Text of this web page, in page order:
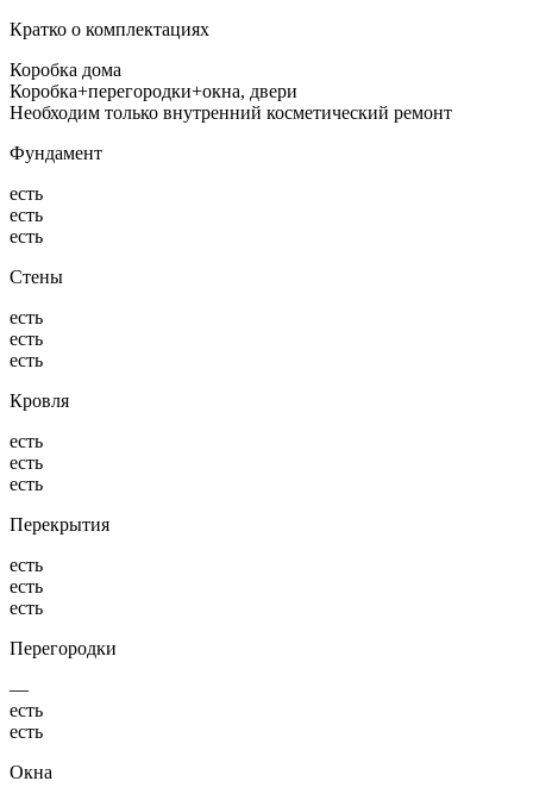
Кратко о комплектациях
Коробка дома
Коробка+перегородки+окна, двери
Необходим только внутренний косметический ремонт
Фундамент
есть
есть
есть
Стены
есть
есть
есть
Кровля
есть
есть
есть
Перекрытия
есть
есть
есть
Перегородки
—
есть
есть
Окна